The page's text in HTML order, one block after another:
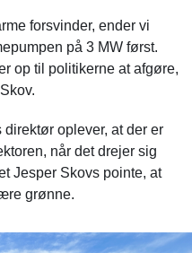
forsvinder, ender vi
på 3 MW først.
op til politikerne at afgøre,
oplever, at der er
når det drejer sig
Jesper Skovs pointe, at
grønne.